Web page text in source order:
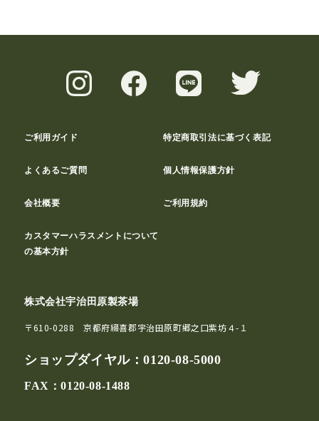
ご利用ガイド 特定商取引法に基づく表記
よくあるご質問 個人情報保護方針
会社概要 ご利用規約
カスタマーハラスメントについて
の基本方針
株式会社宇治田原製茶場
〒610-0288 京都府綴喜郡宇治田原町郷之口紫坊４-１
ショップダイヤル：0120-08-5000
FAX：0120-08-1488